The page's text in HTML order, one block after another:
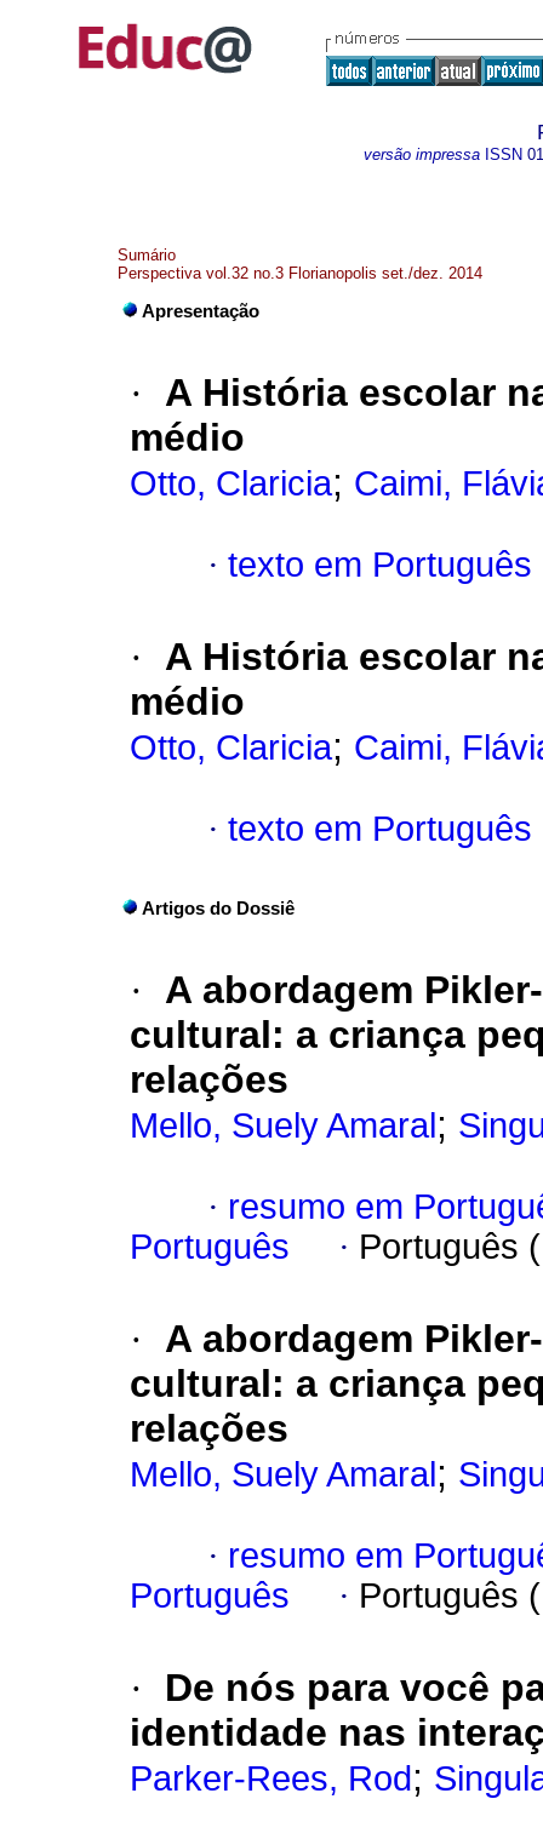
versão impressa ISSN
Sumário
Perspectiva vol.32 no.3 Florianopolis set./dez. 2014
Apresentação
·
A História escolar
médio
Otto, Claricia; Caimi,
· texto em Português
·
A História escolar
médio
Otto, Claricia; Caimi,
· texto em Português
Artigos do Dossiê
·
A abordagem
cultural: a criança
relações
Mello, Suely Amaral ;
· resumo em
Português
· Português
·
A abordagem
cultural: a criança
relações
Mello, Suely Amaral ;
· resumo em
Português
· Português
·
De nós para você
identidade nas
Parker-Rees, Rod ;